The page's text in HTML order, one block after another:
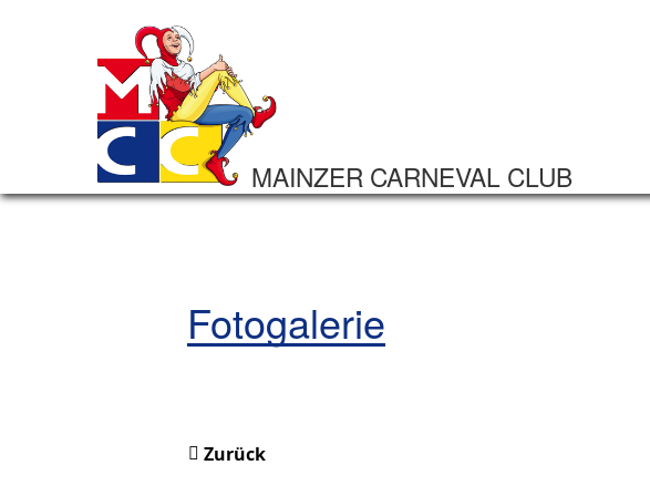
MAINZER CARNEVAL CLUB
Fotogalerie
Zurück